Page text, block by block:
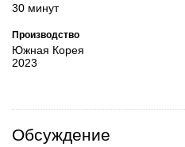
30 минут
Производство
Южная Корея
2023
Обсуждение